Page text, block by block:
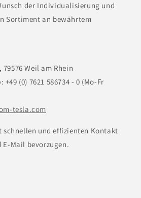
der Individualisierung und
Sortiment an bewährtem
Weil am Rhein
: +49 (0) 7621 586734 - 0 (Mo-Fr
tesla.com
schnellen und effizienten Kontakt
Mail bevorzugen.